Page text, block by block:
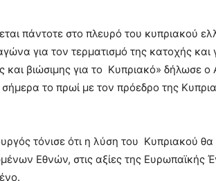
πάντοτε στο πλευρό του κυπριακού
για τον τερματισμό της κατοχής και
και βιώσιμης για το Κυπριακό» δήλωσε
το πρωί με τον πρόεδρο της
τόνισε ότι η λύση του Κυπριακού θα
Εθνών, στις αξίες της Ευρωπαϊκής